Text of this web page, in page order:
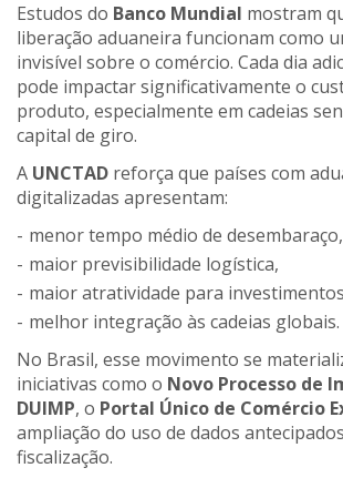
Estudos do Banco Mundial mostram
liberação aduaneira funcionam como
invisível sobre o comércio. Cada dia
pode impactar significativamente o
produto, especialmente em cadeias
capital de giro.
A UNCTAD reforça que países com
digitalizadas apresentam:
menor tempo médio de desembaraço,
maior previsibilidade logística,
maior atratividade para
melhor integração às cadeias globais.
No Brasil, esse movimento se
iniciativas como o Novo Processo de
DUIMP, o Portal Único de Comércio
ampliação do uso de dados
fiscalização.